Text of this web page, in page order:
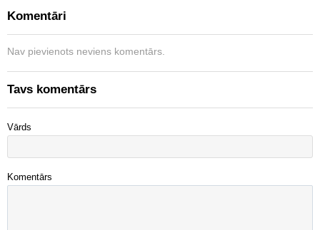
Komentāri
Nav pievienots neviens komentārs.
Tavs komentārs
Vārds
Komentārs